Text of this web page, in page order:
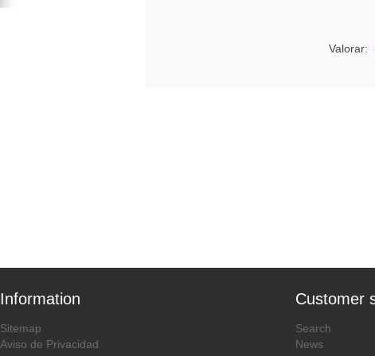
Valorar:
Information
Sitemap
Aviso de Privacidad
Customer
Search
News